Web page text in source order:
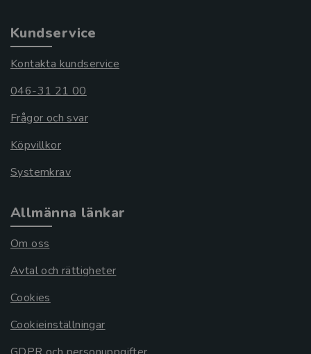
Kundservice
Kontakta kundservice
046-31 21 00
Frågor och svar
Köpvillkor
Systemkrav
Allmänna länkar
Om oss
Avtal och rättigheter
Cookies
Cookieinställningar